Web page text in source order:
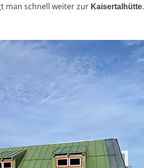
man schnell weiter zur Kaisertalhütte.